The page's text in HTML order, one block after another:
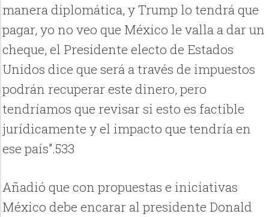
manera diplomática, y Trump lo tendrá que
pagar, yo no veo que México le valla a dar un
cheque, el Presidente electo de Estados
Unidos dice que será a través de impuestos
podrán recuperar este dinero, pero
tendríamos que revisar si esto es factible
jurídicamente y el impacto que tendría en
ese país”.533
Añadió que con propuestas e iniciativas
México debe encarar al presidente Donald